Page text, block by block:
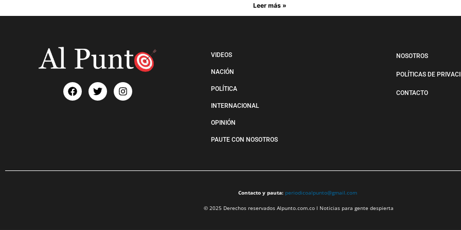
Leer más »
VIDEOS
NACIÓN
POLÍTICA
INTERNACIONAL
OPINIÓN
PAUTE CON NOSOTROS
NOSOTROS
POLÍTICAS DE
CONTACTO
Contacto y pauta: periodicoalpunto@gmail.com
© 2025 Derechos reservados Alpunto.com.co l Noticias para gente despierta